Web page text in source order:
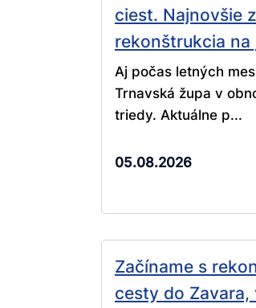
ciest. Najnovšie
rekonštrukcia na
Aj počas letných
Trnavská župa v
triedy. Aktuálne p...
05.08.2026
Začíname s
cesty do Zavara,